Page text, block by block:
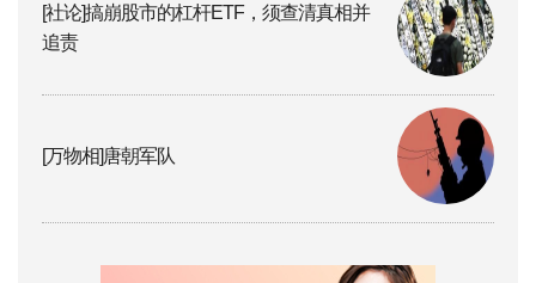
[社论]搞崩股市的杠杆ETF，须查清真相并
追责
[万物相]唐朝军队